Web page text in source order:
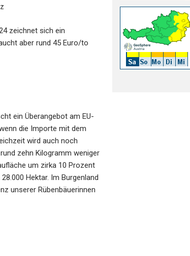
zeichnet sich ein
aber rund 45 Euro/to
ein Überangebot am EU-
die Importe mit dem
wird auch noch
zehn Kilogramm weniger
um zirka 10 Prozent
Hektar. Im Burgenland
unserer Rübenbäuerinnen